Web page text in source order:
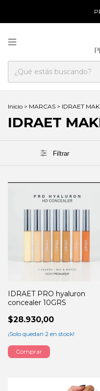
Inicio > MARCAS > IDRAET
IDRAET
Filtrar
IDRAET PRO hyaluron
concealer 10GRS
$28.930,00
¡Solo quedan 2 en stock!
Comprar